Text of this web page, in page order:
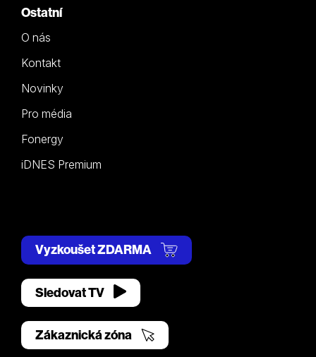
Ostatní
O nás
Kontakt
Novinky
Pro média
Fonergy
iDNES Premium
Vyzkoušet ZDARMA
Sledovat TV
Zákaznická zóna